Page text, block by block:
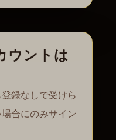
ウントは
録なしで受けら
合にのみサイン